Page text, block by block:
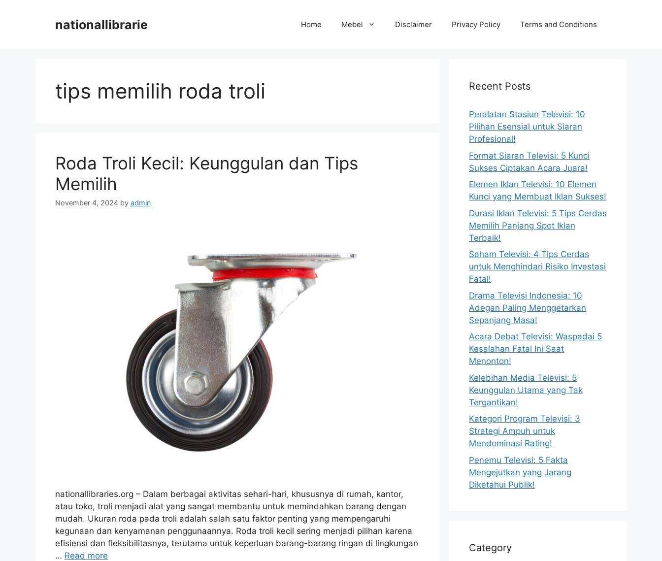
nationallibrarie Home Mebel Disclaimer Privacy Policy Terms and Conditions
tips memilih roda troli
Roda Troli Kecil: Keunggulan dan Tips
Memilih
November 4, 2024 by admin
nationallibraries.org – Dalam berbagai aktivitas sehari-hari, khususnya di rumah, kantor,
atau toko, troli menjadi alat yang sangat membantu untuk memindahkan barang dengan
mudah. Ukuran roda pada troli adalah salah satu faktor penting yang mempengaruhi
kegunaan dan kenyamanan penggunaannya. Roda troli kecil sering menjadi pilihan karena
efisiensi dan fleksibilitasnya, terutama untuk keperluan barang-barang ringan di lingkungan
… Read more
Recent Posts
Peralatan Stasiun Televisi: 10
Pilihan Esensial untuk Siaran
Profesional!
Format Siaran Televisi: 5 Kunci
Sukses Ciptakan Acara Juara!
Elemen Iklan Televisi: 10 Elemen
Kunci yang Membuat Iklan Sukses!
Durasi Iklan Televisi: 5 Tips Cerdas
Memilih Panjang Spot Iklan
Terbaik!
Saham Televisi: 4 Tips Cerdas
untuk Menghindari Risiko Investasi
Fatal!
Drama Televisi Indonesia: 10
Adegan Paling Menggetarkan
Sepanjang Masa!
Acara Debat Televisi: Waspadai 5
Kesalahan Fatal Ini Saat
Menonton!
Kelebihan Media Televisi: 5
Keunggulan Utama yang Tak
Tergantikan!
Kategori Program Televisi: 3
Strategi Ampuh untuk
Mendominasi Rating!
Penemu Televisi: 5 Fakta
Mengejutkan yang Jarang
Diketahui Publik!
Category